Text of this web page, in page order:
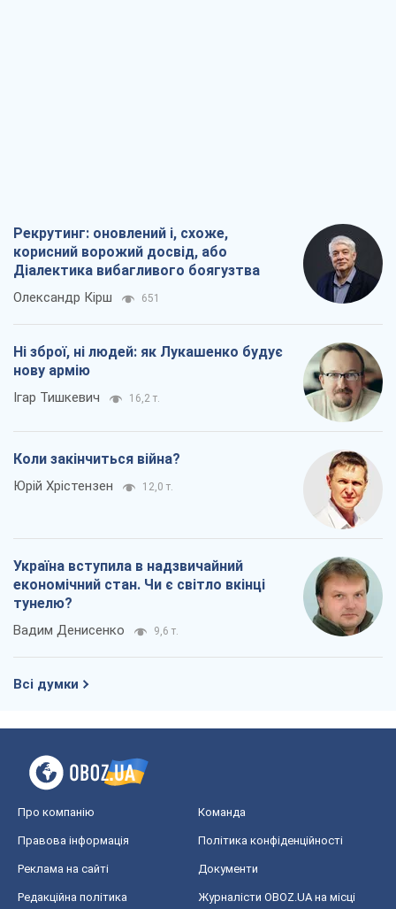
Рекрутинг: оновлений і, схоже,
корисний ворожий досвід, або
Діалектика вибагливого боягузтва
Олександр Кірш 651
Ні зброї, ні людей: як Лукашенко будує
нову армію
Ігар Тишкевич 16,2 т.
Коли закінчиться війна?
Юрій Хрістензен 12,0 т.
Україна вступила в надзвичайний
економічний стан. Чи є світло вкінці
тунелю?
Вадим Денисенко 9,6 т.
Всі думки
Про компанію Команда
Правова інформація Політика конфіденційності
Реклама на сайті Документи
Редакційна політика
Журналісти OBOZ.UA на місці